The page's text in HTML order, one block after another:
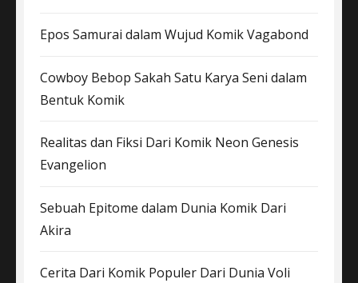
Epos Samurai dalam Wujud Komik Vagabond
Cowboy Bebop Sakah Satu Karya Seni dalam
Bentuk Komik
Realitas dan Fiksi Dari Komik Neon Genesis
Evangelion
Sebuah Epitome dalam Dunia Komik Dari
Akira
Cerita Dari Komik Populer Dari Dunia Voli